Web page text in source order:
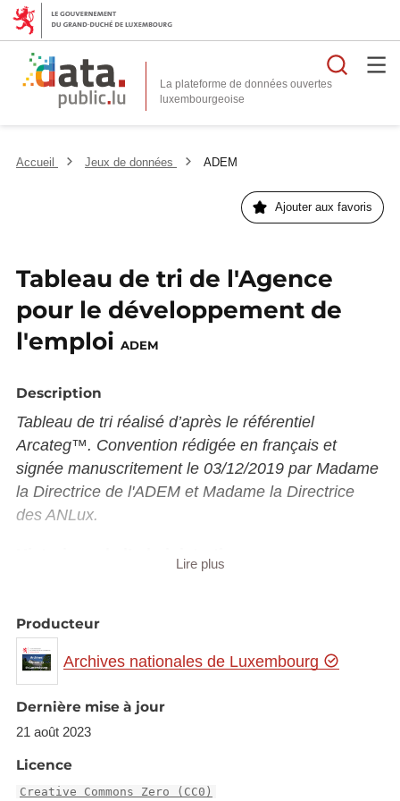
La plateforme de données ouvertes
Accueil Jeux de données ADEM
Ajouter aux favoris
Tableau de tri de l'Agence
pour le développement de
l'emploi ADEM
Description
Tableau de tri réalisé d’après le référentiel
Arcateg™. Convention rédigée en français et
signée manuscritement le 03/12/2019 par Madame
la Directrice de l'ADEM et Madame la Directrice
des ANLux.
Grand-Duché de Luxembourg remonte à la fin du
XIXe siècle avec la création de bourses du travail à
Luxembourg, Esch-sur-Alzette et Diekirch. Il
n’existe pas de politique claire concernant l’emploi
et la gestion des chômeurs avant la loi du 2 mai
1913 encadrant l’action des bureaux de placement.
Après un éphémère Office central du Placement
Lire plus
Producteur
Archives nationales de Luxembourg
Dernière mise à jour
21 août 2023
Licence
Creative Commons Zero (CC0)